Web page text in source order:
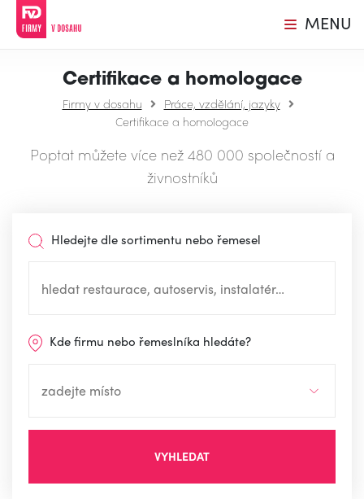
MENU
Certifikace a homologace
Firmy v dosahu
Práce, vzdělání, jazyky
Certifikace a homologace
Poptat můžete více než 480 000 společností a
živnostníků
Hledejte dle sortimentu nebo řemesel
Kde firmu nebo řemeslníka hledáte?
VYHLEDAT